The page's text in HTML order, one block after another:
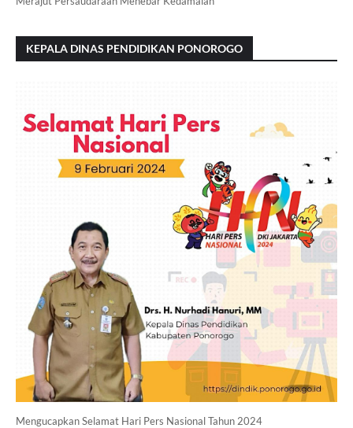
KEPALA DINAS PENDIDIKAN PONOROGO
Mengucapkan Selamat Hari Pers Nasional Tahun 2024